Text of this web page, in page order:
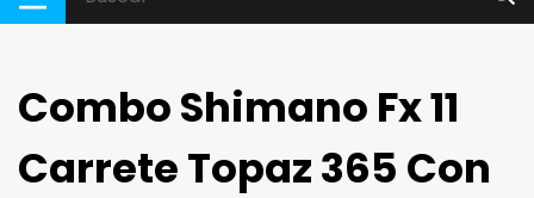
Combo Shimano Fx 11
Carrete Topaz 365 Con